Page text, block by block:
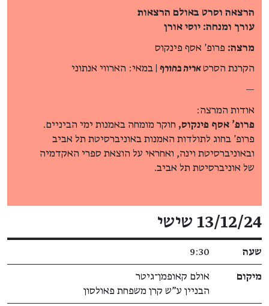
הרצאה וסרט באולם הרצאות
עורך ומנחה: יוסי אורן
מרצה: פרופ' אסף פינקוס
הקרנת הסרטאריה בחורף | במאי: הארווי אנתוני
—
אודות המרצה:
פרופ' אסף פינקוס, חוקר מומחה באמנות ימי הביניים.
פרופ' בחוג לתולדות האמנות באוניברסיטת תל אביב
ובאוניברסיטת וינה, ואחראי על הוצאת ספרי האקדמיה
של אוניברסיטת תל אביב.
פרטי האירוע
13/12/24 שישי
שעה 9:30
מיקום
אולם קאופמן־גיטר
הבניין ע"ש קרן משפחת פאולסון